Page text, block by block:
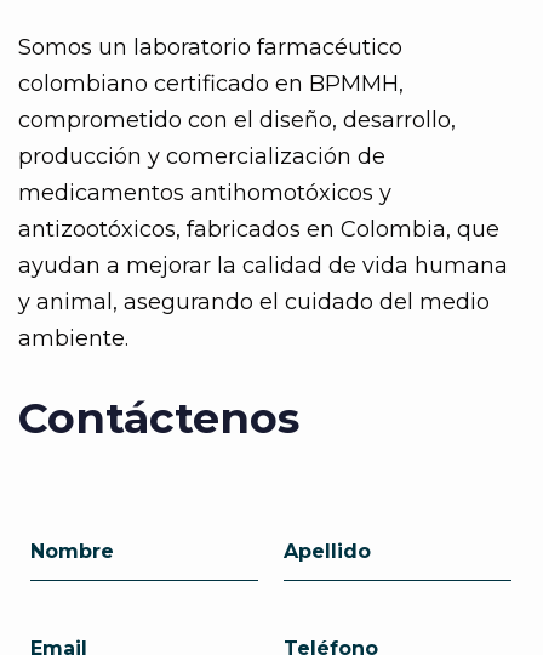
Somos un laboratorio farmacéutico
colombiano certificado en BPMMH,
comprometido con el diseño, desarrollo,
producción y comercialización de
medicamentos antihomotóxicos y
antizootóxicos, fabricados en Colombia, que
ayudan a mejorar la calidad de vida humana
y animal, asegurando el cuidado del medio
ambiente.
Contáctenos